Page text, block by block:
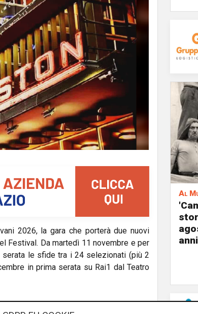
2026, la gara che porterà due nuovi
Festival. Da martedì 11 novembre e per
serata le sfide tra i 24 selezionati (più 2
in prima serata su Rai1 dal Teatro
Al